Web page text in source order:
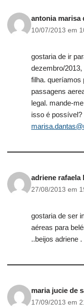
antonia marisa
10/07/2013 em
gostaria de ir
dezembro/
filha. queríamos
passagens
legal. mande-
isso é
adriene rafaela
27/08/2013 em
gostaria de ser
aéreas para
..beijos adriene .
maria jucie de
17/09/2013 em